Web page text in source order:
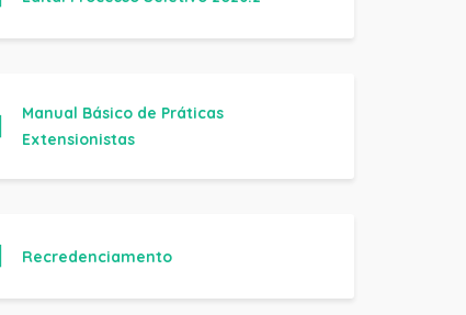
Manual Básico de Práticas
Extensionistas
Recredenciamento